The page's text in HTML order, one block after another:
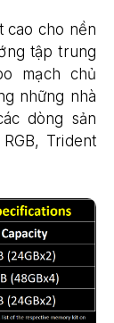
cao cho nền
tập trung
mạch chủ
những nhà
dòng sản
Trident